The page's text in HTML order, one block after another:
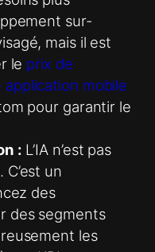
sur-
mais il est
le prix de
application mobile
pour garantir le
: L’IA n’est pas
un
des
des segments
les